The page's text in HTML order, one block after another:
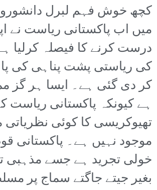
کچھ خوش فہم لبرل
میں اب پاکستانی ریاست نے
درست کرنے کا فیصلہ کرلیا
کی ریاستی پشت پناہی کی
کر دی گئی ہے۔ ایسا ہر گز
ہے کیونکہ پاکستانی ریاست
تھیوکریسی کا کوئی نظریاتی
موجود نہیں ہے۔ پاکستانی
خولی تجرید ہے جسے مذہبی
بغیر جیتے جاگتے سماج پر